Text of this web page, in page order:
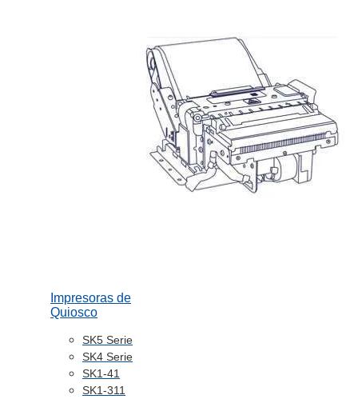
Impresoras de
Quiosco
SK5 Serie
SK4 Serie
SK1-41
SK1-311